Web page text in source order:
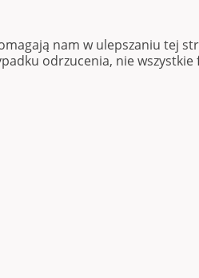
nam w ulepszaniu tej
odrzucenia, nie